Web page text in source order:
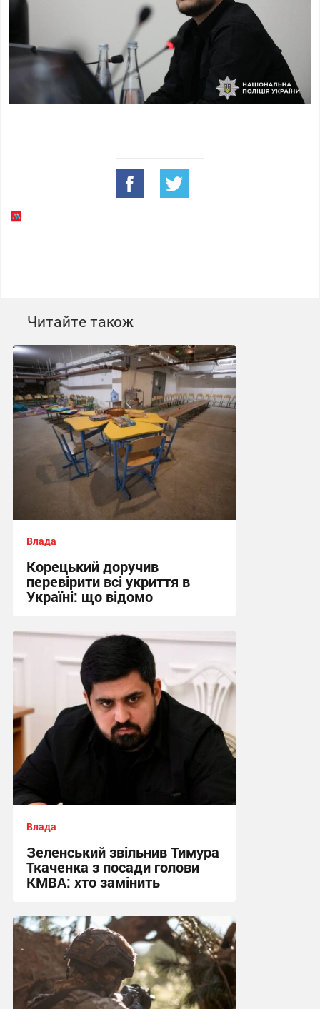
Читайте також
Влада
Корецький доручив
перевірити всі укриття в
Україні: що відомо
15:09, 31.07.2026
Влада
Зеленський звільнив Тимура
Ткаченка з посади голови
КМВА: хто замінить
21:21, 16.07.2026